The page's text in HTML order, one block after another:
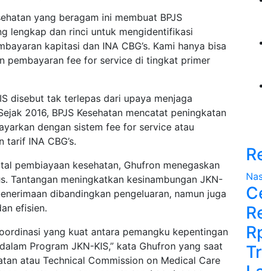
yang beragam ini membuat BPJS
lengkap dan rinci untuk mengidentifikasi
kapitasi dan INA CBG’s. Kami hanya bisa
pembayaran fee for service di tingkat primer
disebut tak terlepas dari upaya menjaga
2016, BPJS Kesehatan mencatat peningkatan
dengan sistem fee for service atau
INA CBG’s.
pembiayaan kesehatan, Ghufron menegaskan
Tantangan meningkatkan kesinambungan JKN-
dibandingkan pengeluaran, namun juga
efisien.
yang kuat antara pemangku kepentingan
Program JKN-KIS,” kata Ghufron yang saat
atau Technical Commission on Medical Care